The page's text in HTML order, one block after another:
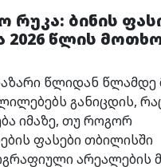
რუკა: ბინის
2026 წლის
წლიდან წლამდე
განიცდის,
იმაზე, თუ როგორ
ფასები თბილისში
არეალების